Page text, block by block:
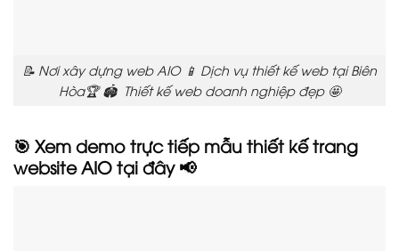
📝 Nơi xây dựng web AIO 📱 Dịch vụ thiết kế web tại Biên
Hòa🏆 🏟️ Thiết kế web doanh nghiệp đẹp 🤩
🎯 Xem demo trực tiếp mẫu thiết kế trang
website AIO tại đây 📢